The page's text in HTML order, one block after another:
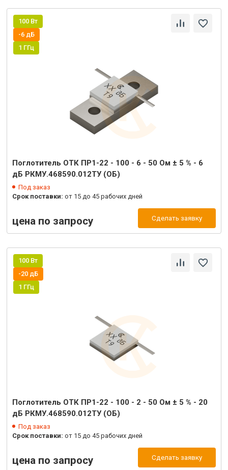
100 Вт
-6 дБ
1 ГГц
Поглотитель ОТК ПР1-22 - 100 - 6 - 50 Ом ± 5 % - 6
дБ РКМУ.468590.012ТУ (ОБ)
Под заказ
Срок поставки:от 15 до 45 рабочих дней
цена по запросу Сделать заявку
100 Вт
-20 дБ
1 ГГц
Поглотитель ОТК ПР1-22 - 100 - 2 - 50 Ом ± 5 % - 20
дБ РКМУ.468590.012ТУ (ОБ)
Под заказ
Срок поставки:от 15 до 45 рабочих дней
цена по запросу Сделать заявку